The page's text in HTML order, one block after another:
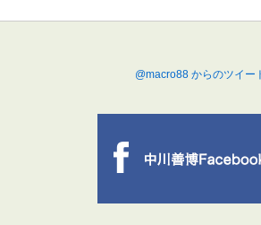
@macro88 からのツイー